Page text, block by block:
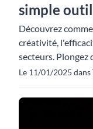
simple
Découvrez
créativité,
secteurs. Plongez
Le 11/01/2025 dans